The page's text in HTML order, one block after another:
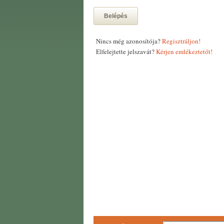
Belépés
Nincs még azonosítója?Regisztráljon!
Elfelejtette jelszavát?Kérjen emlékeztetőt!